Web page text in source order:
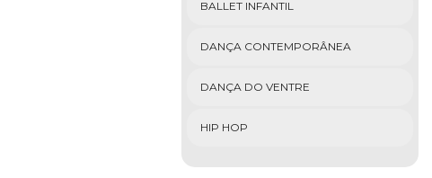
BALLET INFANTIL
DANÇA CONTEMPORÂNEA
DANÇA DO VENTRE
HIP HOP